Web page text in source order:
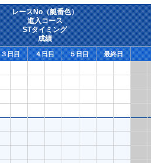
レースNo（艇番色）
進入コース
STタイミング
成績
３日目 ４日目 ５日目 最終日